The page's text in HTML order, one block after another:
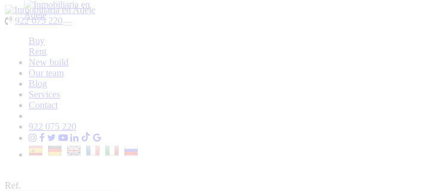
922 075 220
Toggle
Buy
Rent
New build
Our team
Blog
Services
Contact
922 075 220
Ref.